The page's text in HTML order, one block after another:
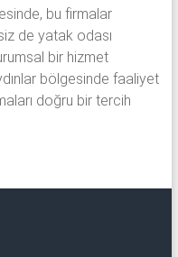
bu firmalar
de yatak odası
bir hizmet
bölgesinde faaliyet
doğru bir tercih